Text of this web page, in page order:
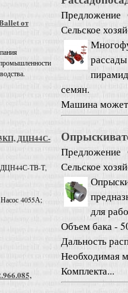
от
ДЦН44С-
ДЦН44С-ТВ-Т,
4055А;
Предложение
Сельское
семян.
Машина может
Предложение
Сельское
для
Объем бака -
Дальность
Необходимая
Комплекта...